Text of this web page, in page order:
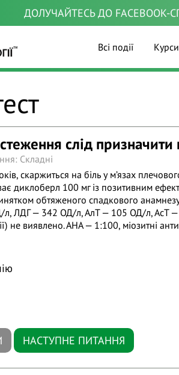
ДОЛУЧАЙТЕСЬ ДО FACEBOOK-
Всі події Курси
слід призначити
Складні
скаржиться на біль у м’язах
диклоберл 100 мг із позитивним
обтяженого спадкового
ЛДГ — 342 ОД/л, АлТ — 105 ОД/л, АсТ —
не виявлено. АНА — 1:100, міозитні
НАСТУПНЕ ПИТАННЯ